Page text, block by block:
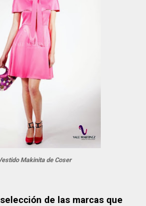
Makinita de Coser
de las marcas que